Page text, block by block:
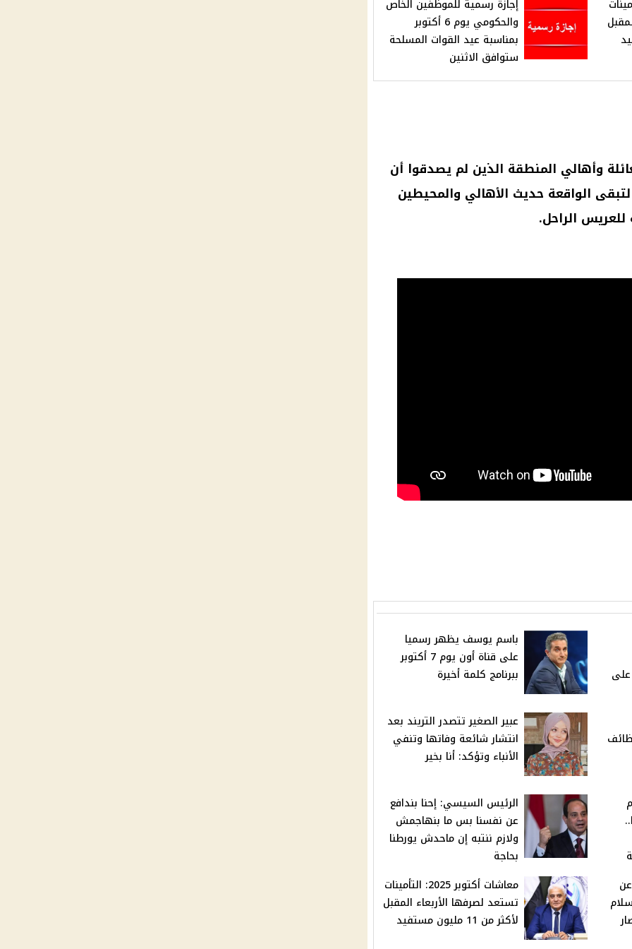
التأمينات
إجازة رسمية للموظفين الخاص
والحكومي يوم 6 أكتوبر
بمناسبة عيد القوات المسلحة
ستوافق الاثنين
وأهالي المنطقة الذين لم يصدقوا أن
الواقعة حديث الأهالي والمحيطين
الراحل.
باسم يوسف يظهر رسميا
على قناة أون يوم 7 أكتوبر
ببرنامج كلمة أخيرة
عبير الصغير تتصدر التريند بعد
انتشار شائعة وفاتها وتنفي
الأنباء وتؤكد: أنا بخير
الرئيس السيسي: إحنا بندافع
عن نفسنا بس ما بنهاجمش
ولازم ننتبه إن ماحدش يورطنا
بحاجة
معاشات أكتوبر 2025: التأمينات
تستعد لصرفها الأربعاء المقبل
لأكثر من 11 مليون مستفيد